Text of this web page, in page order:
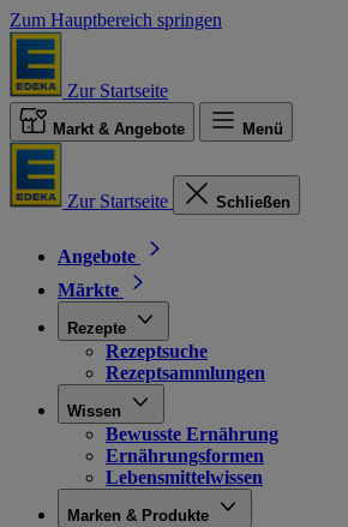
Zum Hauptbereich springen
Zur Startseite
Markt & Angebote Menü
Zur Startseite Schließen
Angebote
Märkte
Rezepte
Rezeptsuche
Rezeptsammlungen
Wissen
Bewusste Ernährung
Ernährungsformen
Lebensmittelwissen
Marken & Produkte